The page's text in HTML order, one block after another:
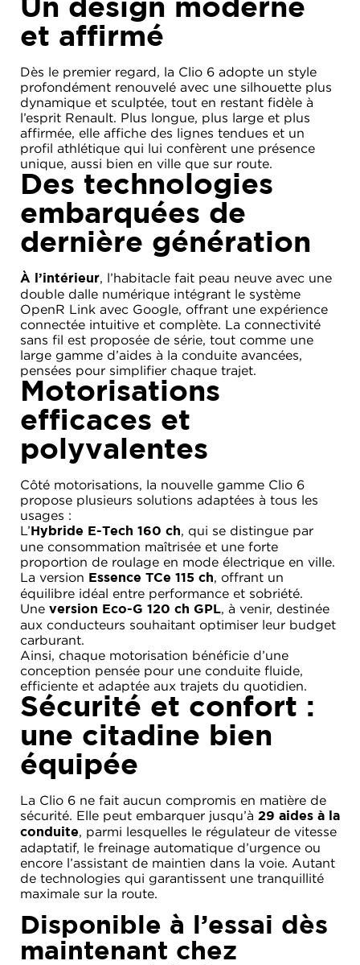
Un design moderne
et affirmé
Dès le premier regard, la Clio 6 adopte un style
profondément renouvelé avec une silhouette plus
dynamique et sculptée, tout en restant fidèle à
l’esprit Renault. Plus longue, plus large et plus
affirmée, elle affiche des lignes tendues et un
profil athlétique qui lui confèrent une présence
unique, aussi bien en ville que sur route.
Des technologies
embarquées de
dernière génération
À l’intérieur, l’habitacle fait peau neuve avec une
double dalle numérique intégrant le système
OpenR Link avec Google, offrant une expérience
connectée intuitive et complète. La connectivité
sans fil est proposée de série, tout comme une
large gamme d’aides à la conduite avancées,
pensées pour simplifier chaque trajet.
Motorisations
efficaces et
polyvalentes
Côté motorisations, la nouvelle gamme Clio 6
propose plusieurs solutions adaptées à tous les
usages :
L’ Hybride E-Tech 160 ch, qui se distingue par
une consommation maîtrisée et une forte
proportion de roulage en mode électrique en ville.
La version Essence TCe 115 ch, offrant un
équilibre idéal entre performance et sobriété.
Une version Eco-G 120 ch GPL, à venir, destinée
aux conducteurs souhaitant optimiser leur budget
carburant.
Ainsi, chaque motorisation bénéficie d’une
conception pensée pour une conduite fluide,
efficiente et adaptée aux trajets du quotidien.
Sécurité et confort :
une citadine bien
équipée
La Clio 6 ne fait aucun compromis en matière de
sécurité. Elle peut embarquer jusqu’à 29 aides à la
conduite, parmi lesquelles le régulateur de vitesse
adaptatif, le freinage automatique d’urgence ou
encore l’assistant de maintien dans la voie. Autant
de technologies qui garantissent une tranquillité
maximale sur la route.
Disponible à l’essai dès
maintenant chez